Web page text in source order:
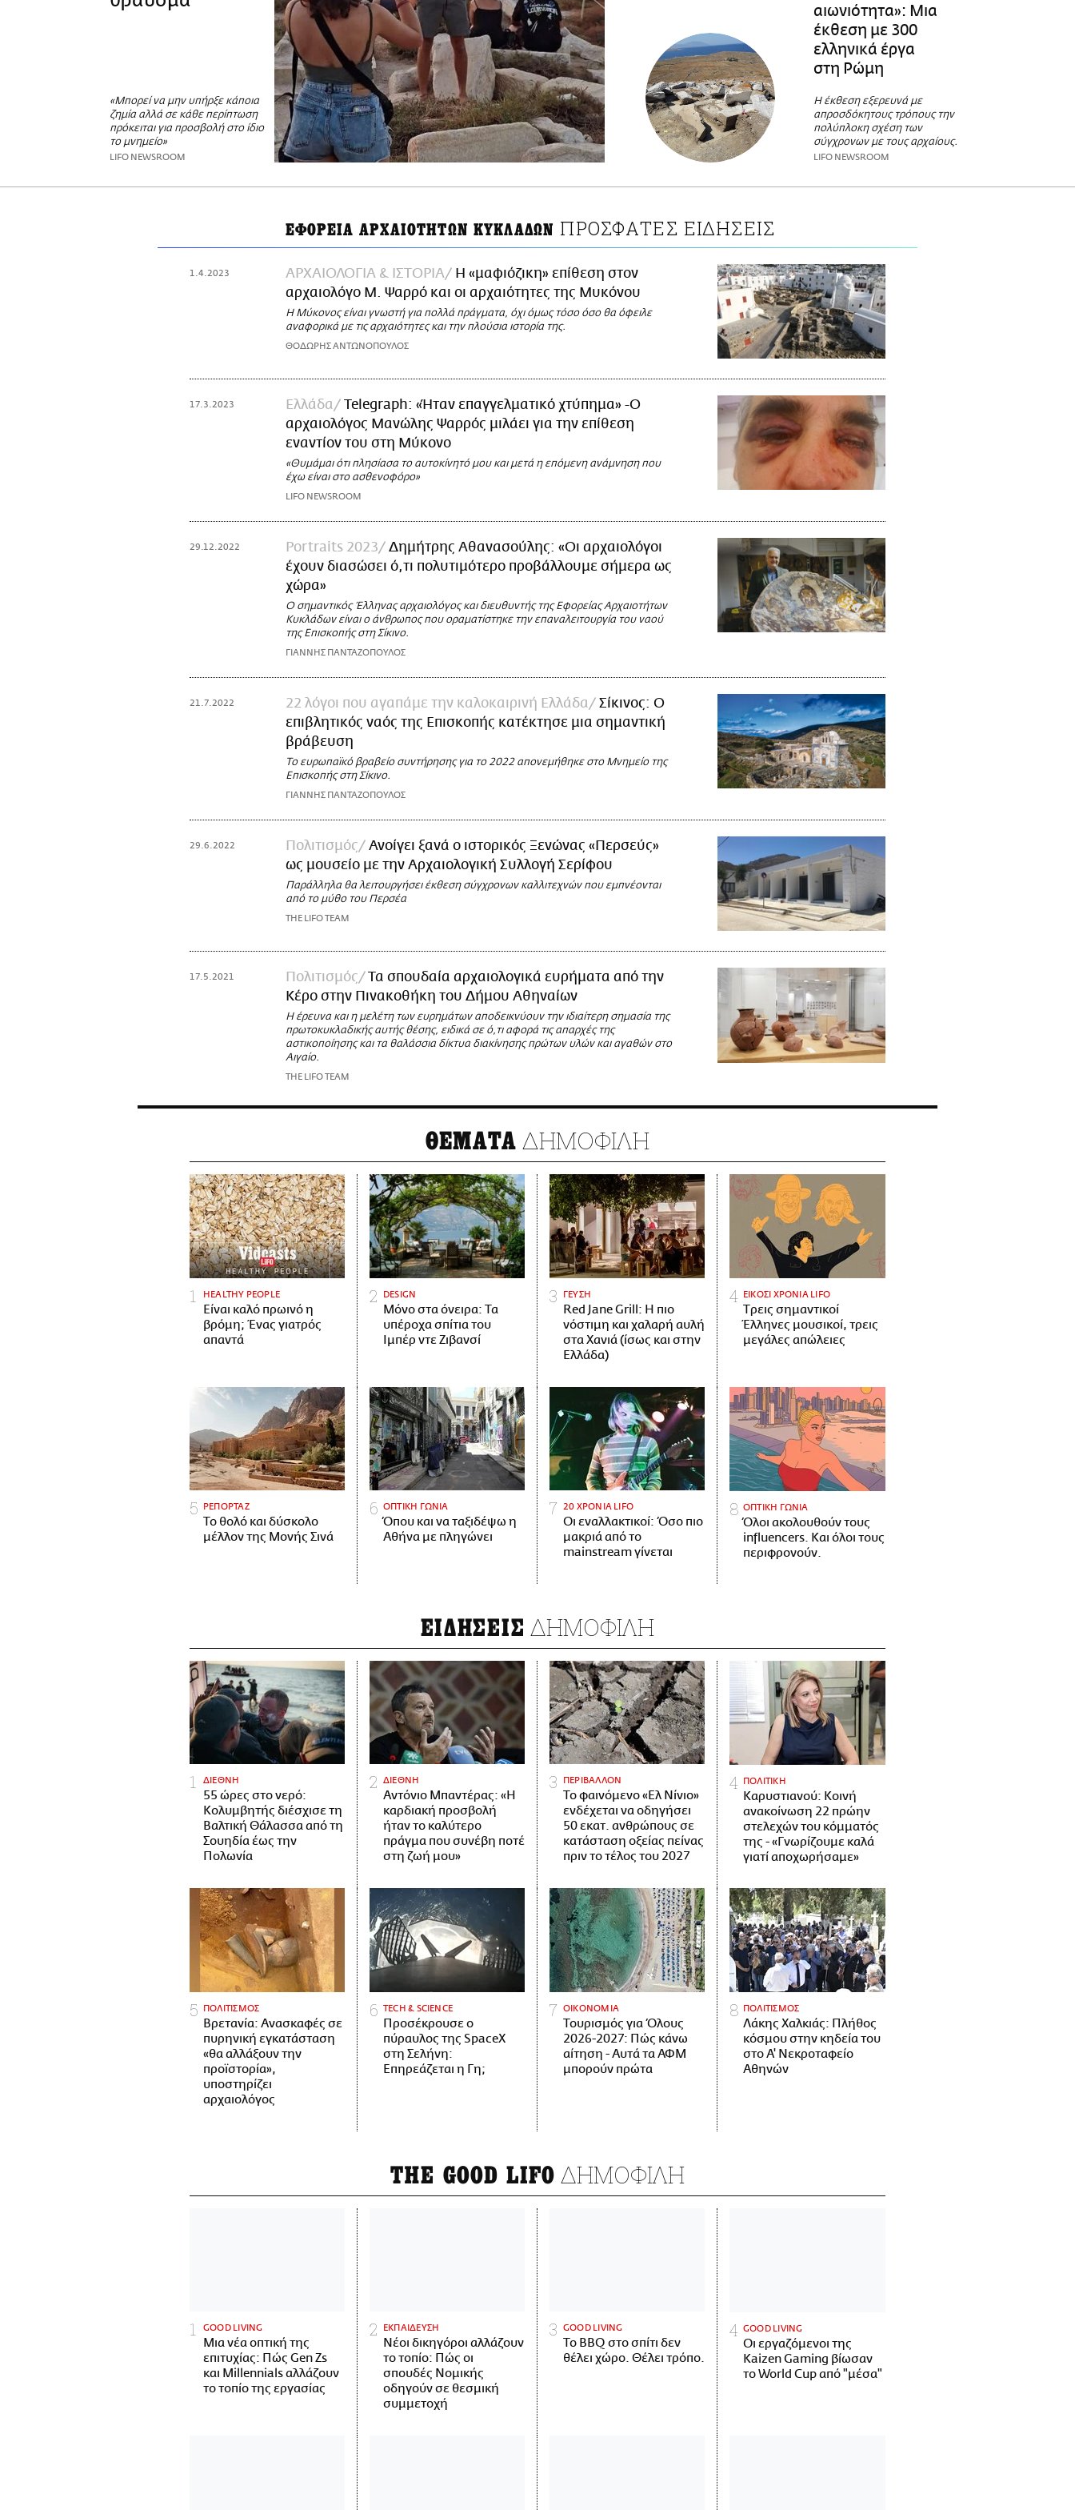
«Μπορεί να μην υπήρξε κάποια
ζημία αλλά σε κάθε περίπτωση
πρόκειται για προσβολή στο ίδιο
το μνημείο»
LIFO NEWSROOM
αιωνιότητα»: Μια
έκθεση με 300
ελληνικά έργα
στη Ρώμη
Η έκθεση εξερευνά με
απροσδόκητους τρόπους την
πολύπλοκη σχέση των
σύγχρονων με τους αρχαίους.
LIFO NEWSROOM
ΕΦΟΡΕΙΑ ΑΡΧΑΙΟΤΗΤΩΝ ΚΥΚΛΑΔΩΝ ΠΡΟΣΦΑΤΕΣ ΕΙΔΗΣΕΙΣ
1.4.2023 ΑΡΧΑΙΟΛΟΓΙΑ & ΙΣΤΟΡΙΑ
Η «μαφιόζικη» επίθεση στον
αρχαιολόγο Μ. Ψαρρό και οι αρχαιότητες της Μυκόνου
Η Μύκονος είναι γνωστή για πολλά πράγματα, όχι όμως τόσο όσο θα όφειλε
αναφορικά με τις αρχαιότητες και την πλούσια ιστορία της.
ΘΟΔΩΡΗΣ ΑΝΤΩΝΟΠΟΥΛΟΣ
17.3.2023 Ελλάδα
Telegraph: «Ήταν επαγγελματικό χτύπημα» -Ο
αρχαιολόγος Μανώλης Ψαρρός μιλάει για την επίθεση
εναντίον του στη Μύκονο
«Θυμάμαι ότι πλησίασα το αυτοκίνητό μου και μετά η επόμενη ανάμνηση που
έχω είναι στο ασθενοφόρο»
LIFO NEWSROOM
29.12.2022 Portraits 2023
Δημήτρης Αθανασούλης: «Οι αρχαιολόγοι
έχουν διασώσει ό,τι πολυτιμότερο προβάλλουμε σήμερα ως
χώρα»
Ο σημαντικός Έλληνας αρχαιολόγος και διευθυντής της Εφορείας Αρχαιοτήτων
Κυκλάδων είναι ο άνθρωπος που οραματίστηκε την επαναλειτουργία του ναού
της Επισκοπής στη Σίκινο.
ΓΙΑΝΝΗΣ ΠΑΝΤΑΖΟΠΟΥΛΟΣ
21.7.2022 22 λόγοι που αγαπάμε την καλοκαιρινή Ελλάδα
Σίκινος: Ο
επιβλητικός ναός της Επισκοπής κατέκτησε μια σημαντική
βράβευση
Το ευρωπαϊκό βραβείο συντήρησης για το 2022 απονεμήθηκε στο Μνημείο της
Επισκοπής στη Σίκινο.
ΓΙΑΝΝΗΣ ΠΑΝΤΑΖΟΠΟΥΛΟΣ
29.6.2022 Πολιτισμός
Ανοίγει ξανά ο ιστορικός Ξενώνας «Περσεύς»
ως μουσείο με την Αρχαιολογική Συλλογή Σερίφου
Παράλληλα θα λειτουργήσει έκθεση σύγχρονων καλλιτεχνών που εμπνέονται
από το μύθο του Περσέα
THE LIFO TEAM
17.5.2021 Πολιτισμός
Τα σπουδαία αρχαιολογικά ευρήματα από την
Κέρο στην Πινακοθήκη του Δήμου Αθηναίων
Η έρευνα και η μελέτη των ευρημάτων αποδεικνύουν την ιδιαίτερη σημασία της
πρωτοκυκλαδικής αυτής θέσης, ειδικά σε ό,τι αφορά τις απαρχές της
αστικοποίησης και τα θαλάσσια δίκτυα διακίνησης πρώτων υλών και αγαθών στο
Αιγαίο.
THE LIFO TEAM
ΘΕΜΑΤΑ ΔΗΜΟΦΙΛΗ
HEALTHY PEOPLE
Είναι καλό πρωινό η
βρόμη; Ένας γιατρός
απαντά
DESIGN
Μόνο στα όνειρα: Τα
υπέροχα σπίτια του
Ιμπέρ ντε Ζιβανσί
ΓΕΥΣΗ
Red Jane Grill: Η πιο
νόστιμη και χαλαρή αυλή
στα Χανιά (ίσως και στην
Ελλάδα)
ΕΙΚΟΣΙ ΧΡΟΝΙΑ LIFO
Tρεις σημαντικοί
Έλληνες μουσικοί, τρεις
μεγάλες απώλειες
ΡΕΠΟΡΤΑΖ
Το θολό και δύσκολο
μέλλον της Μονής Σινά
ΟΠΤΙΚΗ ΓΩΝΙΑ
Όπου και να ταξιδέψω η
Αθήνα με πληγώνει
20 ΧΡΟΝΙΑ LIFO
Οι εναλλακτικοί: Όσο πιο
μακριά από το
mainstream γίνεται
ΟΠΤΙΚΗ ΓΩΝΙΑ
Όλοι ακολουθούν τους
influencers. Και όλοι τους
περιφρονούν.
ΕΙΔΗΣΕΙΣ ΔΗΜΟΦΙΛΗ
ΔΙΕΘΝΗ
55 ώρες στο νερό:
Κολυμβητής διέσχισε τη
Βαλτική Θάλασσα από τη
Σουηδία έως την
Πολωνία
ΔΙΕΘΝΗ
Αντόνιο Μπαντέρας: «Η
καρδιακή προσβολή
ήταν το καλύτερο
πράγμα που συνέβη ποτέ
στη ζωή μου»
ΠΕΡΙΒΑΛΛΟΝ
Το φαινόμενο «Ελ Νίνιο»
ενδέχεται να οδηγήσει
50 εκατ. ανθρώπους σε
κατάσταση οξείας πείνας
πριν το τέλος του 2027
ΠΟΛΙΤΙΚΗ
Καρυστιανού: Κοινή
ανακοίνωση 22 πρώην
στελεχών του κόμματός
της - «Γνωρίζουμε καλά
γιατί αποχωρήσαμε»
ΠΟΛΙΤΙΣΜΟΣ
Βρετανία: Ανασκαφές σε
πυρηνική εγκατάσταση
«θα αλλάξουν την
προϊστορία»,
υποστηρίζει
αρχαιολόγος
ΤECH & SCIENCE
Προσέκρουσε ο
πύραυλος της SpaceX
στη Σελήνη:
Επηρεάζεται η Γη;
ΟΙΚΟΝΟΜΙΑ
Τουρισμός για Όλους
2026-2027: Πώς κάνω
αίτηση - Αυτά τα ΑΦΜ
μπορούν πρώτα
ΠΟΛΙΤΙΣΜΟΣ
Λάκης Χαλκιάς: Πλήθος
κόσμου στην κηδεία του
στο Α' Νεκροταφείο
Αθηνών
THE GOOD LIFO ΔΗΜΟΦΙΛΗ
GOOD LIVING
Μια νέα οπτική της
επιτυχίας: Πώς Gen Zs
και Millennials αλλάζουν
το τοπίο της εργασίας
ΕΚΠΑΙΔΕΥΣΗ
Νέοι δικηγόροι αλλάζουν
το τοπίο: Πώς οι
σπουδές Νομικής
οδηγούν σε θεσμική
συμμετοχή
GOOD LIVING
Το BBQ στο σπίτι δεν
θέλει χώρο. Θέλει τρόπο.
GOOD LIVING
Οι εργαζόμενοι της
Kaizen Gaming βίωσαν
το World Cup από "μέσα"